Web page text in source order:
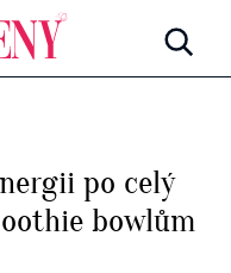
po celý
bowlům